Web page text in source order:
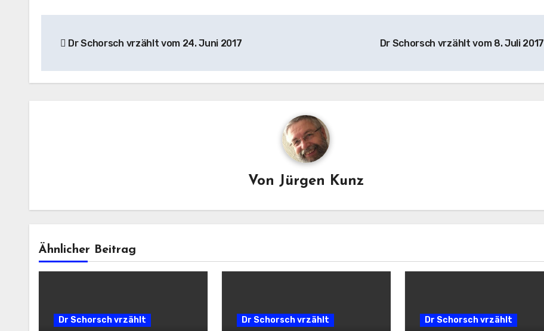
Dr Schorsch vrzählt vom 24. Juni 2017 Dr Schorsch vrzählt vom 8. Juli 2017
Von Jürgen Kunz
Ähnlicher Beitrag
Dr Schorsch vrzählt Dr Schorsch vrzählt Dr Schorsch vrzählt